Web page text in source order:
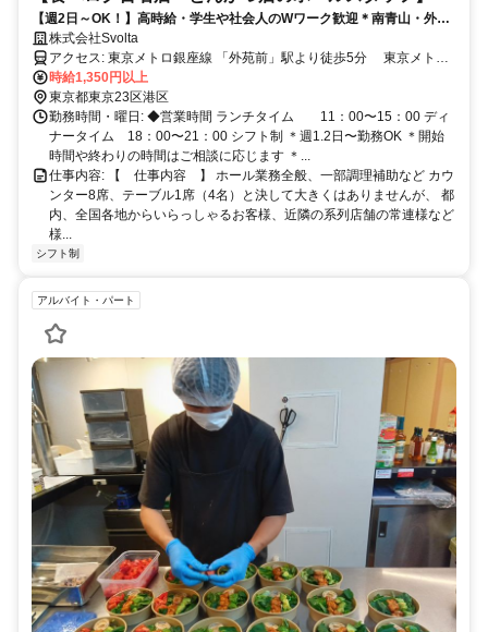
【週2日～OK！】高時給・学生や社会人のWワーク歓迎＊南青山・外苑
前＊未経験可！20,30代活躍！美味しい賄いあり
株式会社Svolta
アクセス: 東京メトロ銀座線 「外苑前」駅より徒歩5分 東京メトロ
千代田線 「表参道」駅より徒歩10分
時給1,350円以上
東京都東京23区港区
勤務時間・曜日: ◆営業時間 ランチタイム 11：00〜15：00 ディ
ナータイム 18：00〜21：00 シフト制 ＊週1.2日〜勤務OK ＊開始
時間や終わりの時間はご相談に応じます ＊...
仕事内容: 【 仕事内容 】 ホール業務全般、一部調理補助など カウ
ンター8席、テーブル1席（4名）と決して大きくはありませんが、 都
内、全国各地からいらっしゃるお客様、近隣の系列店舗の常連様など
様...
シフト制
アルバイト・パート